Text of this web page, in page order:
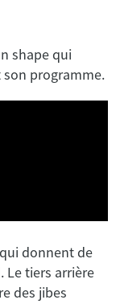
shape qui
donnent de
Le tiers arrière
des jibes